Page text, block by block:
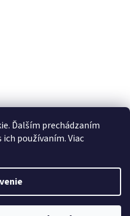
Ďalším prechádzaním
používaním. Viac
práva vyhradené.Upraviť